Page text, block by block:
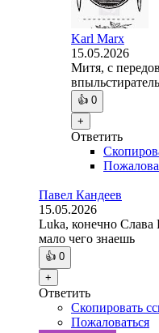
Karl Marx
15.05.2026
Митя, с
👍 0
+
Ответить
Павел Кандеев
15.05.2026
Luka, конечно
мало чего знаешь
👍 0
+
Ответить
Скопировать
Пожаловаться